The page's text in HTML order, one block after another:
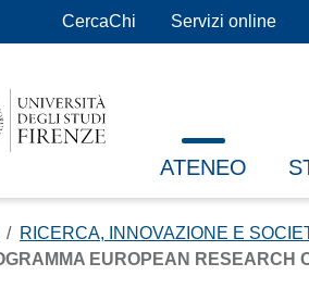
CercaChi Servizi online
ATENEO
RICERCA, INNOVAZIONE E
EUROPEAN RESEARCH